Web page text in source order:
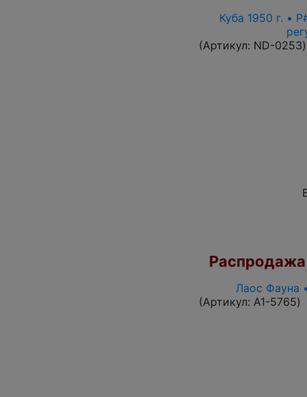
Куба 1950 г. •
(Артикул: ND-0253)
Распродажа
Лаос Фауна
(Артикул: A1-5765)